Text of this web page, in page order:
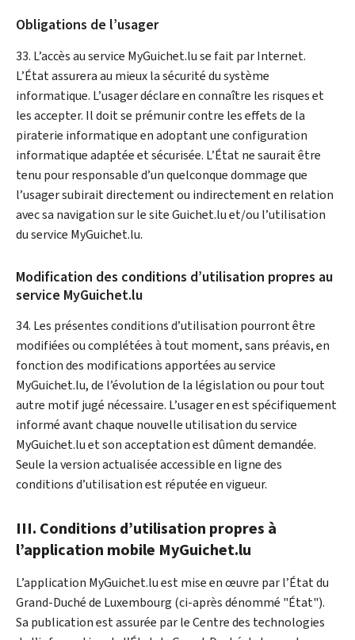
Obligations de l’usager
33. L’accès au service MyGuichet.lu se fait par Internet.
L’État assurera au mieux la sécurité du système
informatique. L’usager déclare en connaître les risques et
les accepter. Il doit se prémunir contre les effets de la
piraterie informatique en adoptant une configuration
informatique adaptée et sécurisée. L’État ne saurait être
tenu pour responsable d’un quelconque dommage que
l’usager subirait directement ou indirectement en relation
avec sa navigation sur le site Guichet.lu et/ou l’utilisation
du service MyGuichet.lu.
Modification des conditions d’utilisation propres au
service MyGuichet.lu
34. Les présentes conditions d’utilisation pourront être
modifiées ou complétées à tout moment, sans préavis, en
fonction des modifications apportées au service
MyGuichet.lu, de l’évolution de la législation ou pour tout
autre motif jugé nécessaire. L’usager en est spécifiquement
informé avant chaque nouvelle utilisation du service
MyGuichet.lu et son acceptation est dûment demandée.
Seule la version actualisée accessible en ligne des
conditions d’utilisation est réputée en vigueur.
III. Conditions d’utilisation propres à
l’application mobile MyGuichet.lu
L’application MyGuichet.lu est mise en œuvre par l’État du
Grand-Duché de Luxembourg (ci-après dénommé "État").
Sa publication est assurée par le Centre des technologies